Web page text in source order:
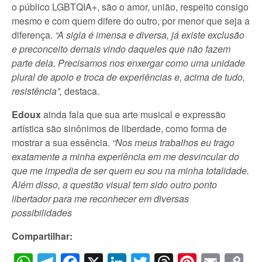
o público LGBTQIA+, são o amor, união, respeito consigo
mesmo e com quem difere do outro, por menor que seja a
diferença. “A sigla é imensa e diversa, já existe exclusão
e preconceito demais vindo daqueles que não fazem
parte dela. Precisamos nos enxergar como uma unidade
plural de apoio e troca de experiências e, acima de tudo,
resistência”, destaca.
Edouxainda fala que sua arte musical e expressão
artística são sinônimos de liberdade, como forma de
mostrar a sua essência. “Nos meus trabalhos eu trago
exatamente a minha experiência em me desvincular do
que me impedia de ser quem eu sou na minha totalidade.
Além disso, a questão visual tem sido outro ponto
libertador para me reconhecer em diversas
possibilidades
Compartilhar: